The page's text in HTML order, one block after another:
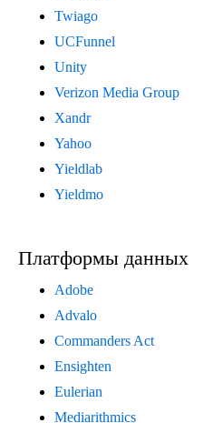
Twiago
UCFunnel
Unity
Verizon Media Group
Xandr
Yahoo
Yieldlab
Yieldmo
Платформы данных
Adobe
Advalo
Commanders Act
Ensighten
Eulerian
Mediarithmics